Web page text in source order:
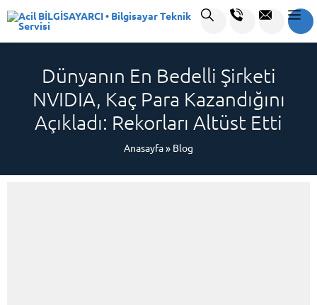
Dünyanın En Bedelli Şirketi
NVIDIA, Kaç Para Kazandığını
Açıkladı: Rekorları Altüst Etti
Anasayfa» Blog